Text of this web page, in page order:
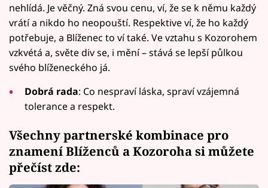
nehlídá. Je věčný. Zná svou cenu, ví, že se k němu každý
vrátí a nikdo ho neopouští. Respektive ví, že ho každý
potřebuje, a Blíženec to ví také. Ve vztahu s Kozorohem
vzkvétá a, světe div se, i mění – stává se lepší půlkou
svého blíženeckého já.
Dobrá rada: Co nespraví láska, spraví vzájemná
tolerance a respekt.
Všechny partnerské kombinace pro
znamení Blíženců a Kozoroha si můžete
přečíst zde: